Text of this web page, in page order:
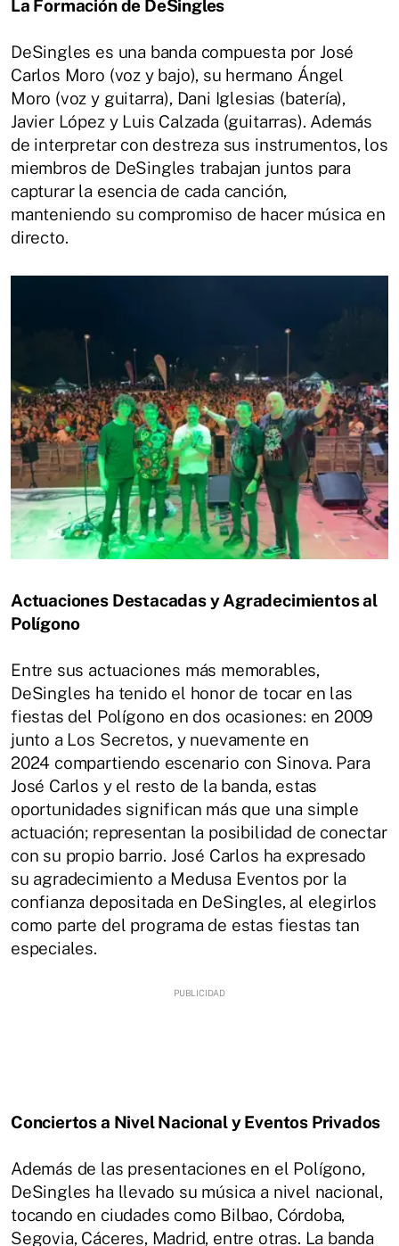
La Formación de DeSingles
DeSingles es una banda compuesta por José
Carlos Moro (voz y bajo), su hermano Ángel
Moro (voz y guitarra), Dani Iglesias (batería),
Javier López y Luis Calzada (guitarras). Además
de interpretar con destreza sus instrumentos, los
miembros de DeSingles trabajan juntos para
capturar la esencia de cada canción,
manteniendo su compromiso de hacer música en
directo.
Actuaciones Destacadas y Agradecimientos al
Polígono
Entre sus actuaciones más memorables,
DeSingles ha tenido el honor de tocar en las
fiestas del Polígono en dos ocasiones: en 2009
junto a Los Secretos, y nuevamente en
2024 compartiendo escenario con Sinova. Para
José Carlos y el resto de la banda, estas
oportunidades significan más que una simple
actuación; representan la posibilidad de conectar
con su propio barrio. José Carlos ha expresado
su agradecimiento a Medusa Eventos por la
confianza depositada en DeSingles, al elegirlos
como parte del programa de estas fiestas tan
especiales.
Conciertos a Nivel Nacional y Eventos Privados
Además de las presentaciones en el Polígono,
DeSingles ha llevado su música a nivel nacional,
tocando en ciudades como Bilbao, Córdoba,
Segovia, Cáceres, Madrid, entre otras. La banda